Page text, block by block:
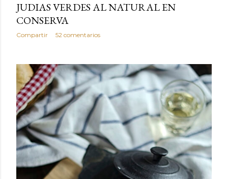
JUDIAS VERDES AL NATURAL EN
CONSERVA
Compartir 52 comentarios